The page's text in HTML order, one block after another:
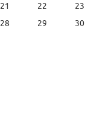
21 22
23
28 29
30